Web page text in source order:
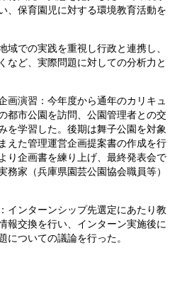
、保育園児に対する環境教育活動を
域での実践を重視し行政と連携し、
など、実際問題に対しての分析力と
画演習：今年度から通年のカリキュ
都市公園を訪問、公園管理者との交
を学習した。後期は舞子公園を対象
えた管理運営企画提案書の作成を行
り企画書を練り上げ、最終発表会で
務家（兵庫県園芸公園協会職員等）
インターンシップ先選定にあたり教
報交換を行い、インターン実施後に
ついての議論を行った。